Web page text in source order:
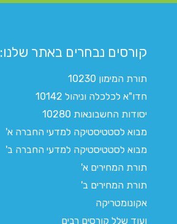
קורסים נבחרים באתר שלנו:​
תורת המימון 10230
חדו"א לכלכלה וניהול 10142
יסודות החשבונאות 10280
מבוא לסטטיסטיקה למדעי החברה א'
מבוא לסטטיסטיקה למדעי החברה ב'
תורת המחירים א'
תורת המחירים ב'
אקונומטריקה
ועוד שלל קורסים רבים